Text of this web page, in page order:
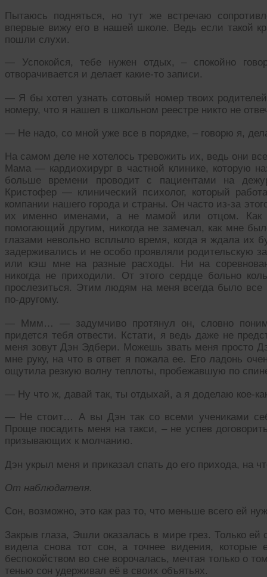
Пытаюсь подняться, но тут же встречаю
впервые вижу его в нашей школе. Ведь если такой
пошли слухи.
— Успокойся, тебе нужен отдых, – спокойно
отворачивается и делает какие-то записи.
— Я бы хотел узнать сотовый номер твоих
номеру, что я нашел в школьном реестре никто не
— Не надо, со мной уже все в порядке, – говорю я,
На самом деле не хотелось тревожить их, ведь они
Мама — кардиохирург в частной клинике, которую
больше времени проводит с пациентами на
Кристофер — клинический психолог, который
компании нашего города и страны. Он часто из-за
их именно именами, а не мамой или отцом. Как
помогающий другим, никогда не замечал, как мне
глазами невольно всплыло время, когда я ждала их
задерживались и не особо проявляли родительскую
или кэш мне на разные расходы. Ни на
никогда не приходили. От этого сердце больно
прослезиться. Этим людям на меня всегда было все
по-другому.
— Ммм… — задумчиво протянул он, словно
придется тебя отвести. Кстати, я ведь даже не
меня зовут Дэн Эдбери. Можешь звать меня просто
мне руку, на что в ответ я пожала ее. Его ладонь
ощутила резкую волну теплоты, пробежавшую по
— Ну что ж, давай так, ты отдыхай, а я доделаю кое-
— Не стоит… А вы Дэн так со всеми учениками
Проще посадить меня на такси, – не успев
призывающих к молчанию.
Дэн укрыл меня и приказал спать до его прихода, на
От наблюдателя.
Сон, возможно, это как раз то, что меньше всего ей
Закрыв глаза, Эшли оказалась в мире грез. Только
видела снова тот сон, а точнее видения,
беспокойством во сне ворочалась, мечтая только о
тенью сон удерживал её в своих объятьях.